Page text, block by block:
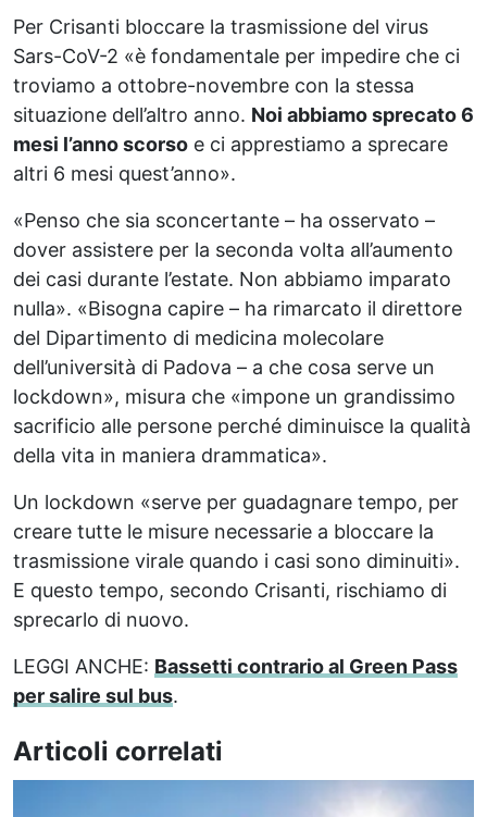
Per Crisanti bloccare la trasmissione del virus
Sars-CoV-2 «è fondamentale per impedire che ci
troviamo a ottobre-novembre con la stessa
situazione dell’altro anno. Noi abbiamo sprecato 6
mesi l’anno scorso e ci apprestiamo a sprecare
altri 6 mesi quest’anno».
«Penso che sia sconcertante – ha osservato –
dover assistere per la seconda volta all’aumento
dei casi durante l’estate. Non abbiamo imparato
nulla». «Bisogna capire – ha rimarcato il direttore
del Dipartimento di medicina molecolare
dell’università di Padova – a che cosa serve un
lockdown», misura che «impone un grandissimo
sacrificio alle persone perché diminuisce la qualità
della vita in maniera drammatica».
Un lockdown «serve per guadagnare tempo, per
creare tutte le misure necessarie a bloccare la
trasmissione virale quando i casi sono diminuiti».
E questo tempo, secondo Crisanti, rischiamo di
sprecarlo di nuovo.
LEGGI ANCHE: Bassetti contrario al Green Pass
per salire sul bus.
Articoli correlati